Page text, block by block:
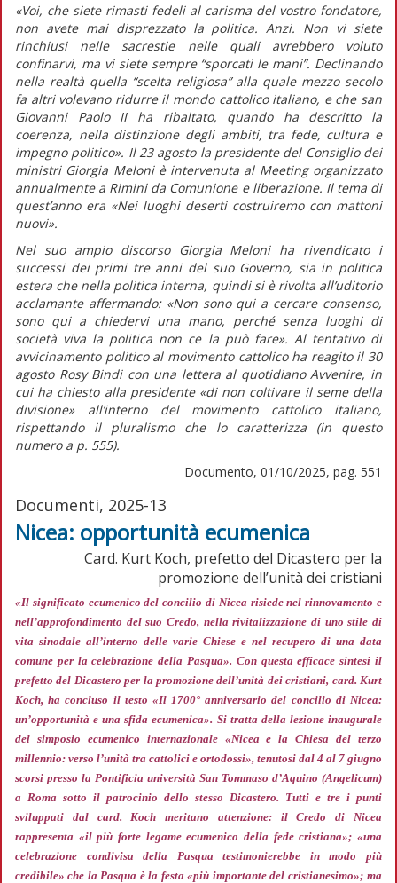
«Voi, che siete rimasti fedeli al carisma del vostro fondatore,
non avete mai disprezzato la politica. Anzi. Non vi siete
rinchiusi nelle sacrestie nelle quali avrebbero voluto
confinarvi, ma vi siete sempre “sporcati le mani”. Declinando
nella realtà quella “scelta religiosa” alla quale mezzo secolo
fa altri volevano ridurre il mondo cattolico italiano, e che san
Giovanni Paolo II ha ribaltato, quando ha descritto la
coerenza, nella distinzione degli ambiti, tra fede, cultura e
impegno politico». Il 23 agosto la presidente del Consiglio dei
ministri Giorgia Meloni è intervenuta al Meeting organizzato
annualmente a Rimini da Comunione e liberazione. Il tema di
quest’anno era «Nei luoghi deserti costruiremo con mattoni
nuovi».
Nel suo ampio discorso Giorgia Meloni ha rivendicato i
successi dei primi tre anni del suo Governo, sia in politica
estera che nella politica interna, quindi si è rivolta all’uditorio
acclamante affermando:«Non sono qui a cercare consenso,
sono qui a chiedervi una mano, perché senza luoghi di
società viva la politica non ce la può fare». Al tentativo di
avvicinamento politico al movimento cattolico ha reagito il 30
agosto Rosy Bindi con una lettera al quotidianoAvvenire, in
cui ha chiesto alla presidente«di non coltivare il seme della
divisione» all’interno del movimento cattolico italiano,
rispettando il pluralismo che lo caratterizza (inquesto
numero a p. 555).
Documento, 01/10/2025, pag. 551
Documenti, 2025-13
Nicea: opportunità ecumenica
Card. Kurt Koch, prefetto del Dicastero per la
promozione dell’unità dei cristiani
«Il significato ecumenico del concilio di Nicea risiede nel rinnovamento e
nell’approfondimento del suo Credo, nella rivitalizzazione di uno stile di
vita sinodale all’interno delle varie Chiese e nel recupero di una data
comune per la celebrazione della Pasqua». Con questa efficace sintesi il
prefetto del Dicastero per la promozione dell’unità dei cristiani, card. Kurt
Koch, ha concluso il testo «Il 1700° anniversario del concilio di Nicea:
un’opportunità e una sfida ecumenica». Si tratta della lezione inaugurale
del simposio ecumenico internazionale «Nicea e la Chiesa del terzo
millennio: verso l’unità tra cattolici e ortodossi», tenutosi dal 4 al 7 giugno
scorsi presso la Pontificia università San Tommaso d’Aquino (Angelicum)
a Roma sotto il patrocinio dello stesso Dicastero. Tutti e tre i punti
sviluppati dal card. Koch meritano attenzione: il Credo di Nicea
rappresenta «il più forte legame ecumenico della fede cristiana»; «una
celebrazione condivisa della Pasqua testimonierebbe in modo più
credibile»che la Pasqua è la festa«più importante del cristianesimo»; ma